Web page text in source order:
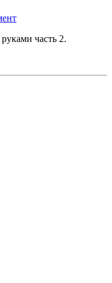
часть 2.